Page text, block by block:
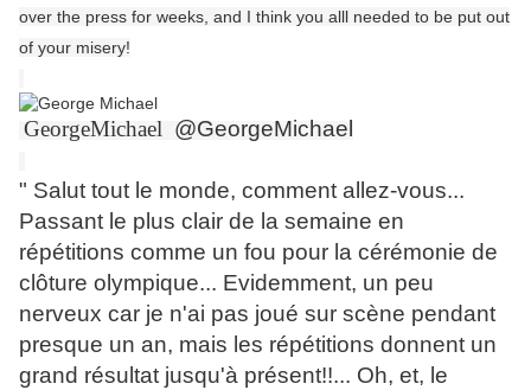
over the press for weeks, and I think you alll needed to be put out
of your misery!
GeorgeMichael @GeorgeMichael
" Salut tout le monde, comment allez-vous...
Passant le plus clair de la semaine en
répétitions comme un fou pour la cérémonie de
clôture olympique... Evidemment, un peu
nerveux car je n'ai pas joué sur scène pendant
presque un an, mais les répétitions donnent un
grand résultat jusqu'à présent!!... Oh, et, le